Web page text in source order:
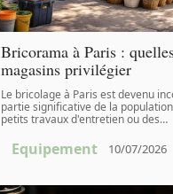
Bricorama à Paris :
magasins privilégier
Le bricolage à Paris est devenu
partie significative de la
petits travaux d'entretien ou des…
Equipement 10/07/2026